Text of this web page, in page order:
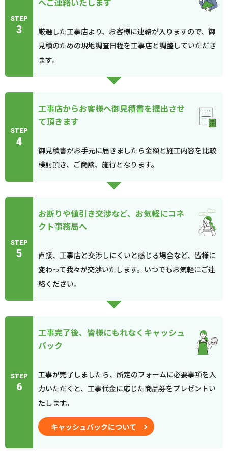
STEP
3
厳選した工事店より、お客様に連絡が入りますので、御
見積のための現地調査日程を工事店と調整していただき
ます。
STEP
4
工事店からお客様へ御見積書を提出させ
て頂きます
御見積書がお手元に届きましたら金額と施工内容を比較
検討頂き、ご商談、施行となります。
STEP
5
お断りや値引き交渉など、お気軽にコネ
クト事務局へ
直接、工事店と交渉しにくいと感じる場合など、皆様に
変わって我々が交渉いたします。いつでもお気軽にご連
絡ください。
STEP
6
工事完了後、皆様にもれなくキャッシュ
バック
工事が完了しましたら、所定のフォームに必要事項を入
力いただくと、工事代金に応じた商品券をプレゼントい
たします。
キャッシュバックについて